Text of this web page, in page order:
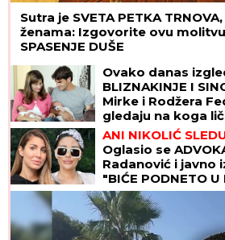
Sutra je SVETA PETKA
ženama: Izgovorite ovu molitvu
SPASENJE DUŠE
Ovako danas
BLIZNAKINJE I
Mirke i Rodžera
gledaju na koga
zarađuju
milijarder: "Neka
pada sa neba"
ANI NIKOLIĆ
Oglasio se
Radanović i javno
"BIĆE PODNETO